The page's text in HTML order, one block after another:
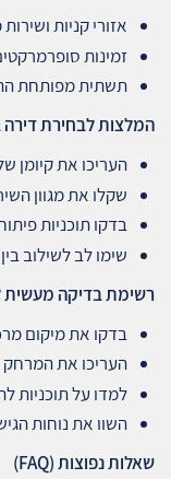
אזורי קניות
זמינות
תשתית מפותחת
המלצות לבחירת
העריכו את קיומן
שקלו את מגוון
בדקו תוכניות
שימו לב לשילוב
רשימת בדיקה מעשית
בדקו את מיקום
העריכו את
למדו על תוכניות
השוו את נוחות
שאלות נפוצות(FAQ)